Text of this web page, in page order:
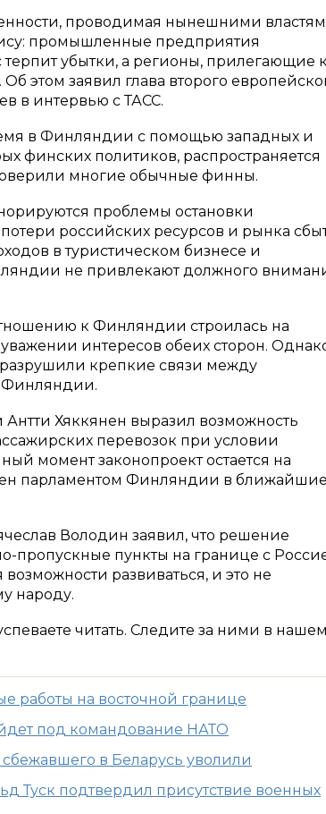
проводимая нынешними
промышленные предприятия
терпит убытки, а регионы, прилегающие к
этом заявил глава второго
в интервью с ТАСС.
в Финляндии с помощью западных и
финских политиков, распространяется
многие обычные финны.
проблемы остановки
российских ресурсов и рынка
в туристическом бизнесе и
не привлекают должного
к Финляндии строилась на
интересов обеих сторон.
крепкие связи между
Хяккянен выразил возможность
перевозок при условии
момент законопроект остается на
парламентом Финляндии в ближайшие
Володин заявил, что решение
пропускные пункты на границе с
развиваться, и это не
народу.
читать. Следите за ними в нашем
работы на восточной границе
под командование НАТО
в Беларусь уволили
Туск подтвердил присутствие военных